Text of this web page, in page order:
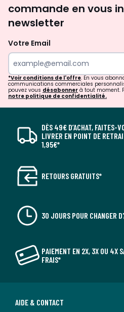
commande en vous
newsletter
Votre Email
*Voir conditions de l'offre. En vous
communications commerciales
pouvez vous désabonner à tout moment.
notre politique de confidentialité.
DÈS 49€ D’ACHAT, FAITES-
LIVRER EN POINT DE
1,95€*
RETOURS GRATUITS*
30 JOURS POUR CHANGER
PAIEMENT EN 2X, 3X OU 4X
FRAIS*
AIDE & CONTACT